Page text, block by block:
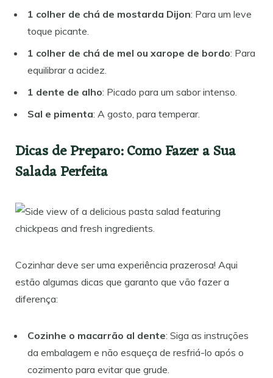
1 colher de chá de mostarda Dijon: Para um leve
toque picante.
1 colher de chá de mel ou xarope de bordo: Para
equilibrar a acidez.
1 dente de alho: Picado para um sabor intenso.
Sal e pimenta: A gosto, para temperar.
Dicas de Preparo: Como Fazer a Sua
Salada Perfeita
Cozinhar deve ser uma experiência prazerosa! Aqui
estão algumas dicas que garanto que vão fazer a
diferença:
Cozinhe o macarrão al dente: Siga as instruções
da embalagem e não esqueça de resfriá-lo após o
cozimento para evitar que grude.